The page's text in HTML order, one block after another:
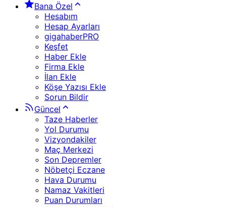
Bana Özel
Hesabım
Hesap Ayarları
gigahaberPRO
Keşfet
Haber Ekle
Firma Ekle
İlan Ekle
Köşe Yazısı Ekle
Sorun Bildir
Güncel
Taze Haberler
Yol Durumu
Vizyondakiler
Maç Merkezi
Son Depremler
Nöbetçi Eczane
Hava Durumu
Namaz Vakitleri
Puan Durumları